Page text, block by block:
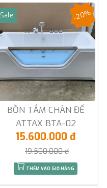
Sale
BỒN TẮM CHÂN ĐẾ
ATTAX BTA-02
-20%
15.600.000 đ
19.500.000 đ
THÊM VÀO GIỎ HÀNG